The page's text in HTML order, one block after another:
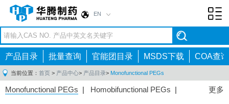
EN
产品目录 批量查询 官能团目录 MSDS下载 COA查询
当前位置： 首页 > 产品中心> 产品目录> Monofunctional PEGs
更多
Monofunctional PEGs | Homobifunctional PEGs |